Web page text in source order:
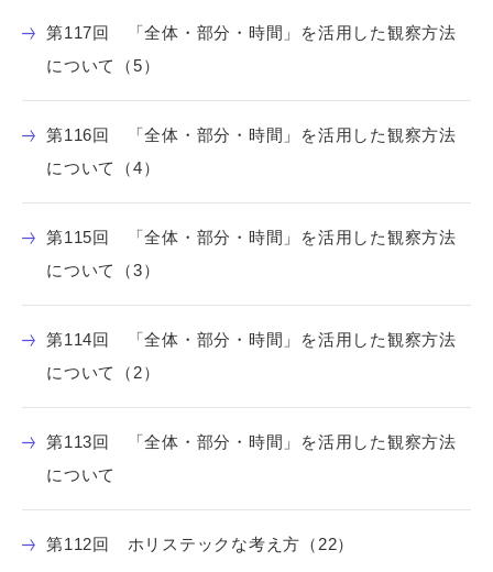
第117回 「全体・部分・時間」を活用した観察方法
について（5）
第116回 「全体・部分・時間」を活用した観察方法
について（4）
第115回 「全体・部分・時間」を活用した観察方法
について（3）
第114回 「全体・部分・時間」を活用した観察方法
について（2）
第113回 「全体・部分・時間」を活用した観察方法
について
第112回 ホリステックな考え方（22）